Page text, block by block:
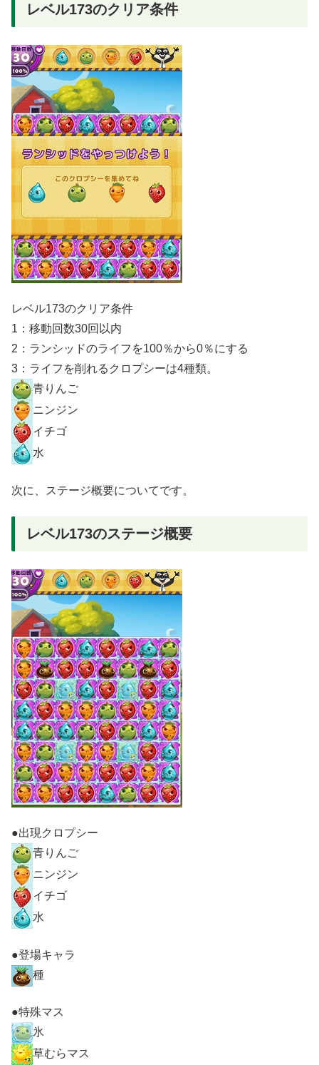
レベル173のクリア条件
レベル173のクリア条件
1：移動回数30回以内
2：ランシッドのライフを100％から0％にする
3：ライフを削れるクロプシーは4種類。
青りんご
ニンジン
イチゴ
水
次に、ステージ概要についてです。
レベル173のステージ概要
●出現クロプシー
青りんご
ニンジン
イチゴ
水
●登場キャラ
種
●特殊マス
氷
草むらマス